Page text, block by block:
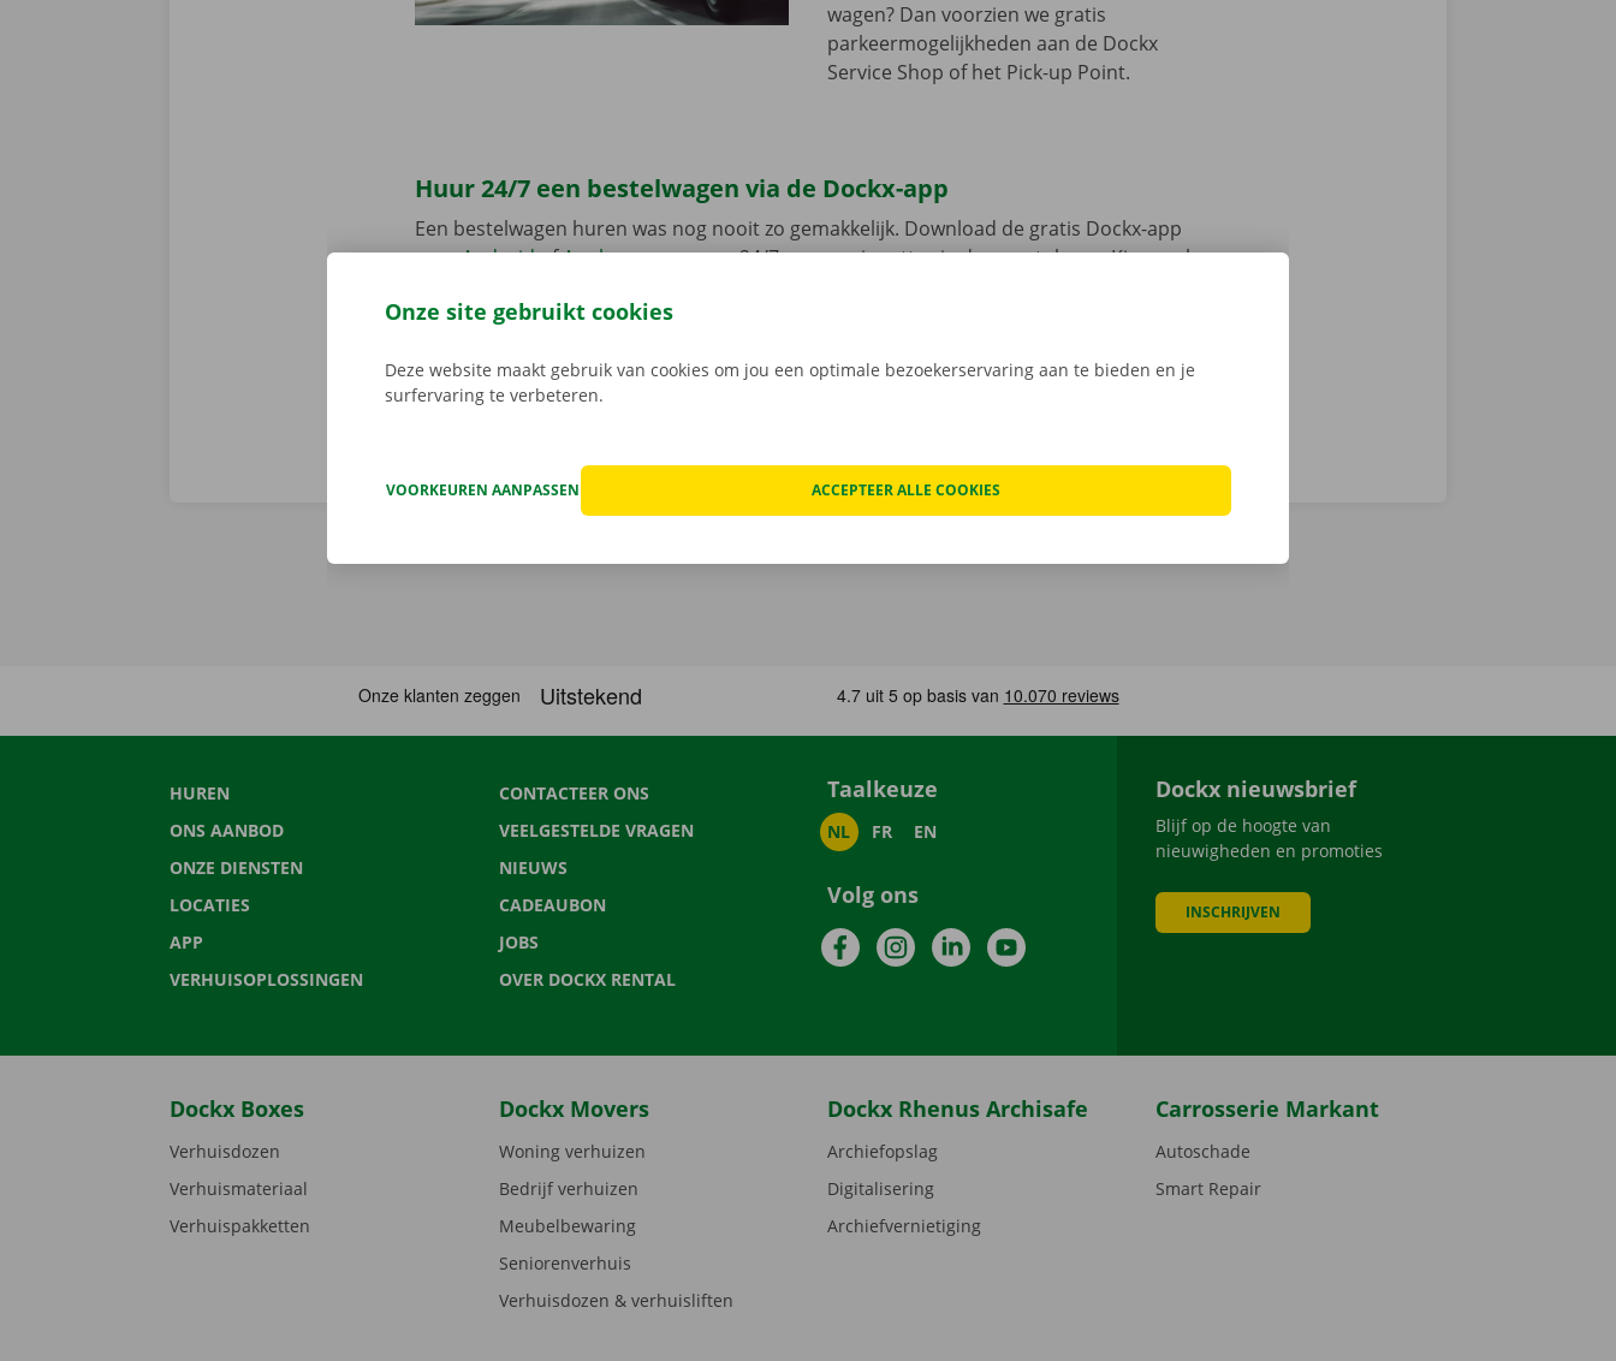
wagen? Dan voorzien we gratis
parkeermogelijkheden aan de Dockx
Service Shop of het Pick-up Point.
Huur 24/7 een bestelwagen via de Dockx-app
Een bestelwagen huren was nog nooit zo gemakkelijk. Download de gratis Dockx-app
voorAndroidofAppleen reserveer 24/7 een camionette via de smartphone. Kies snel
huurwagen op in een Pick-up Point of Dockx Service Shop naar keuze.
HUREN
ONS AANBOD
ONZE DIENSTEN
LOCATIES
APP
VERHUISOPLOSSINGEN
CONTACTEER ONS
VEELGESTELDE VRAGEN
NIEUWS
CADEAUBON
JOBS
OVER DOCKX RENTAL
Taalkeuze
NL FR EN
Volg ons
FacebookInstagramLinkedInYouTube
Dockx nieuwsbrief
Blijf op de hoogte van
nieuwigheden en promoties
INSCHRIJVEN
Dockx Boxes
Verhuisdozen
Verhuismateriaal
Verhuispakketten
Dockx Movers
Woning verhuizen
Bedrijf verhuizen
Meubelbewaring
Seniorenverhuis
Verhuisdozen & verhuisliften
Dockx Rhenus Archisafe
Archiefopslag
Digitalisering
Archiefvernietiging
Carrosserie Markant
Autoschade
Smart Repair
Onze site gebruikt cookies
Deze website maakt gebruik van cookies om jou een optimale bezoekerservaring aan te bieden en je
surfervaring te verbeteren.
VOORKEUREN AANPASSEN ACCEPTEER ALLE COOKIES